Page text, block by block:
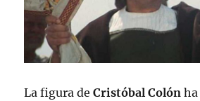
La figura deCristóbal Colón